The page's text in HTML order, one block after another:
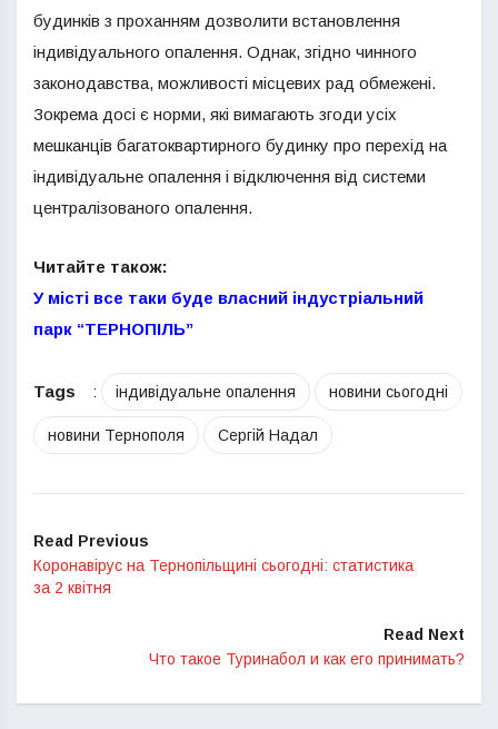
будинків з проханням дозволити встановлення
індивідуального опалення. Однак, згідно чинного
законодавства, можливості місцевих рад обмежені.
Зокрема досі є норми, які вимагають згоди усіх
мешканців багатоквартирного будинку про перехід на
індивідуальне опалення і відключення від системи
централізованого опалення.
Читайте також:
У місті все таки буде власний індустріальний
парк “ТЕРНОПІЛЬ”
Tags : індивідуальне опалення новини сьогодні
новини Тернополя Сергій Надал
Read Previous
Коронавірус на Тернопільщині сьогодні: статистика
за 2 квітня
Read Next
Что такое Туринабол и как его принимать?